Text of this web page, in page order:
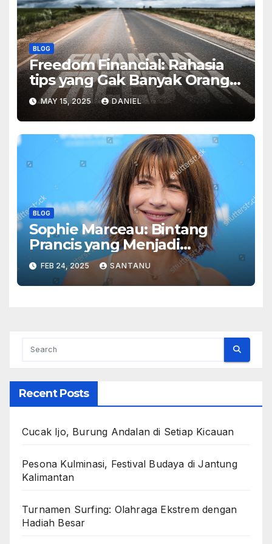
BLOG
Freedom Financial: Rahasia
tips yang Gak Banyak Orang
Tahu
MAY 15, 2025 DANIEL
BLOG
Sophie Marceau: Bintang
Prancis yang Menjadi
Legenda di Layar Lebar
FEB 24, 2025 SANTANU
Recent Posts
Cucak Ijo, Burung Andalan di Setiap Kicauan
Pesona Kulminasi, Festival Budaya di Jantung
Kalimantan
Turnamen Surfing: Olahraga Ekstrem dengan
Hadiah Besar